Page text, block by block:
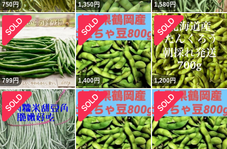
750円 1,350円 1,580円
799円 1,400円 1,200円